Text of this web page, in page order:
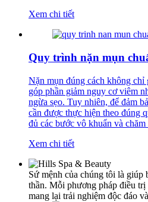
Xem chi tiết
Quy trình nặn mụn
Nặn mụn đúng cách không
góp phần giảm nguy cơ viêm
ngừa sẹo. Tuy nhiên, để đảm
cần được thực hiện theo đúng
đủ các bước vô khuẩn và chăm
Xem chi tiết
Sứ mệnh của chúng tôi là giúp
thần. Mỗi phương pháp điều
mang lại trải nghiệm độc đáo